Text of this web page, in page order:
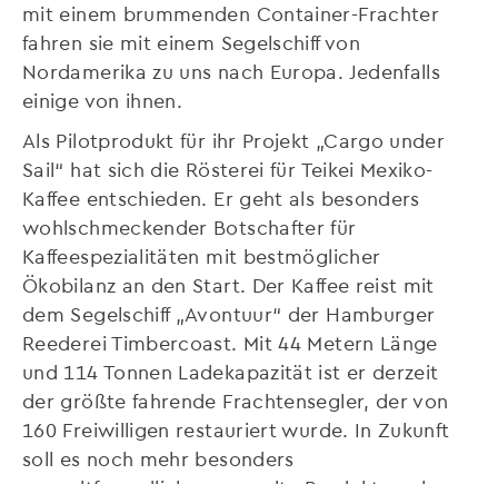
mit einem brummenden Container-Frachter
fahren sie mit einem Segelschiff von
Nordamerika zu uns nach Europa. Jedenfalls
einige von ihnen.
Als Pilotprodukt für ihr Projekt „Cargo under
Sail“ hat sich die Rösterei für Teikei Mexiko-
Kaffee entschieden. Er geht als besonders
wohlschmeckender Botschafter für
Kaffeespezialitäten mit bestmöglicher
Ökobilanz an den Start. Der Kaffee reist mit
dem Segelschiff „Avontuur“ der Hamburger
Reederei Timbercoast. Mit 44 Metern Länge
und 114 Tonnen Ladekapazität ist er derzeit
der größte fahrende Frachtensegler, der von
160 Freiwilligen restauriert wurde. In Zukunft
soll es noch mehr besonders